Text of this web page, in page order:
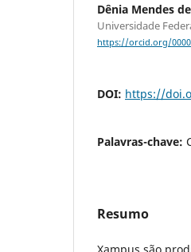
Dênia Mendes
Universidade
https://orcid.org/
DOI: https://
Palavras-chave:
Resumo